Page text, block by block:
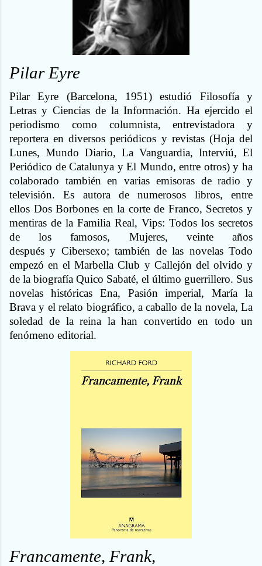
Pilar Eyre
Pilar Eyre (Barcelona, 1951) estudió Filosofía y
Letras y Ciencias de la Información. Ha ejercido el
periodismo como columnista, entrevistadora y
reportera en diversos periódicos y revistas (Hoja del
Lunes, Mundo Diario, La Vanguardia, Interviú, El
Periódico de Catalunya y El Mundo, entre otros) y ha
colaborado también en varias emisoras de radio y
televisión. Es autora de numerosos libros, entre
ellos Dos Borbones en la corte de Franco, Secretos y
mentiras de la Familia Real, Vips: Todos los secretos
de los famosos, Mujeres, veinte años
después y Cibersexo; también de las novelas Todo
empezó en el Marbella Club y Callejón del olvido y
de la biografía Quico Sabaté, el último guerrillero. Sus
novelas históricas Ena, Pasión imperial, María la
Brava y el relato biográfico, a caballo de la novela, La
soledad de la reina la han convertido en todo un
fenómeno editorial.
Francamente, Frank,